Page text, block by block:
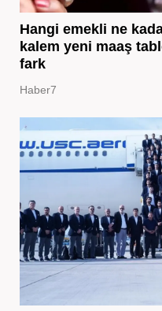
Hangi emekli ne
kalem yeni maaş
fark
Haber7